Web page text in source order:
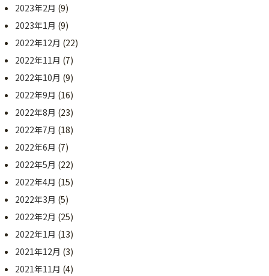
2023年2月 (9)
2023年1月 (9)
2022年12月 (22)
2022年11月 (7)
2022年10月 (9)
2022年9月 (16)
2022年8月 (23)
2022年7月 (18)
2022年6月 (7)
2022年5月 (22)
2022年4月 (15)
2022年3月 (5)
2022年2月 (25)
2022年1月 (13)
2021年12月 (3)
2021年11月 (4)